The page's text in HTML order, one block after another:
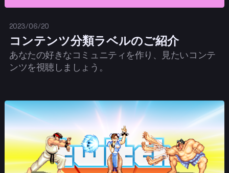
2023/06/20
コンテンツ分類ラベルのご紹介
あなたの好きなコミュニティを作り、見たいコンテ
ンツを視聴しましょう。
投稿する